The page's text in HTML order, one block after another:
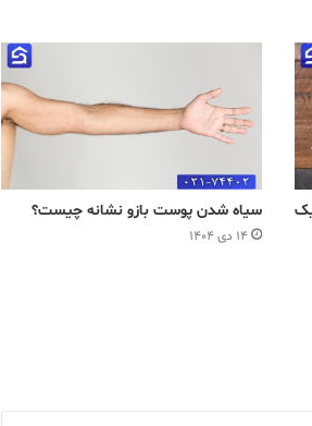
سیاه شدن پوست بازو نشانه چیست؟
۱۴ دی ۱۴۰۴